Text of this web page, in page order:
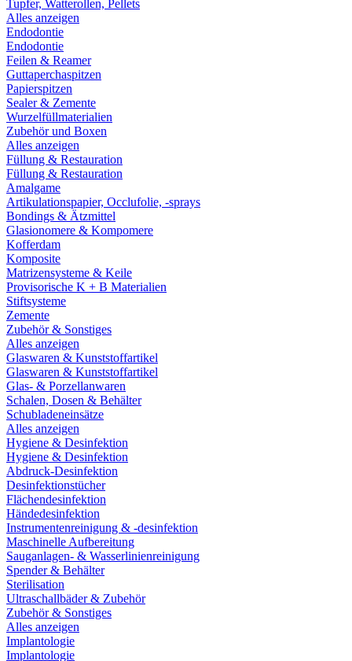
Tupfer, Watterollen, Pellets
Alles anzeigen
Endodontie
Endodontie
Feilen & Reamer
Guttaperchaspitzen
Papierspitzen
Sealer & Zemente
Wurzelfüllmaterialien
Zubehör und Boxen
Alles anzeigen
Füllung & Restauration
Füllung & Restauration
Amalgame
Artikulationspapier, Occlufolie, -sprays
Bondings & Ätzmittel
Glasionomere & Kompomere
Kofferdam
Komposite
Matrizensysteme & Keile
Provisorische K + B Materialien
Stiftsysteme
Zemente
Zubehör & Sonstiges
Alles anzeigen
Glaswaren & Kunststoffartikel
Glaswaren & Kunststoffartikel
Glas- & Porzellanwaren
Schalen, Dosen & Behälter
Schubladeneinsätze
Alles anzeigen
Hygiene & Desinfektion
Hygiene & Desinfektion
Abdruck-Desinfektion
Desinfektionstücher
Flächendesinfektion
Händedesinfektion
Instrumentenreinigung & -desinfektion
Maschinelle Aufbereitung
Sauganlagen- & Wasserlinienreinigung
Spender & Behälter
Sterilisation
Ultraschallbäder & Zubehör
Zubehör & Sonstiges
Alles anzeigen
Implantologie
Implantologie